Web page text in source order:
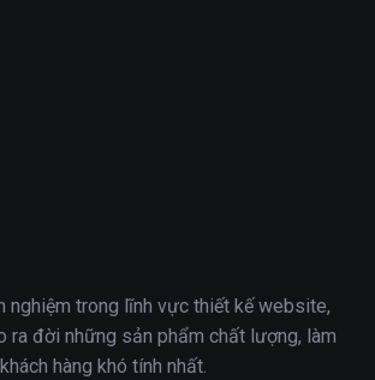
nghiệm trong lĩnh vực thiết kế website,
ra đời những sản phẩm chất lượng, làm
hàng khó tính nhất.